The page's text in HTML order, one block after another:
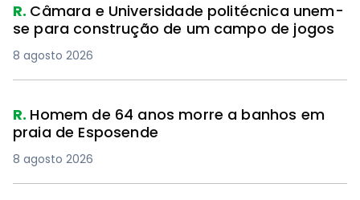
R. Câmara e Universidade politécnica unem-
se para construção de um campo de jogos
8 agosto 2026
R. Homem de 64 anos morre a banhos em
praia de Esposende
8 agosto 2026